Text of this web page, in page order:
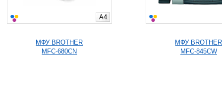
A4
МФУ BROTHER
MFC-680CN
МФУ BROTHER
MFC-845CW